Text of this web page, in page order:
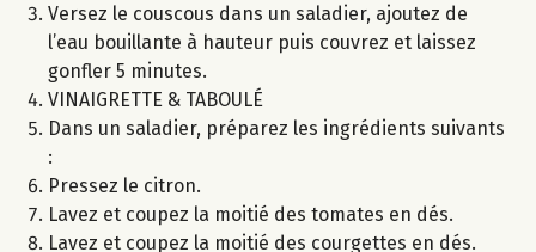
Versez le couscous dans un saladier, ajoutez de
l’eau bouillante à hauteur puis couvrez et laissez
gonfler 5 minutes.
VINAIGRETTE & TABOULÉ
Dans un saladier, préparez les ingrédients suivants
:
Pressez le citron.
Lavez et coupez la moitié des tomates en dés.
Lavez et coupez la moitié des courgettes en dés.